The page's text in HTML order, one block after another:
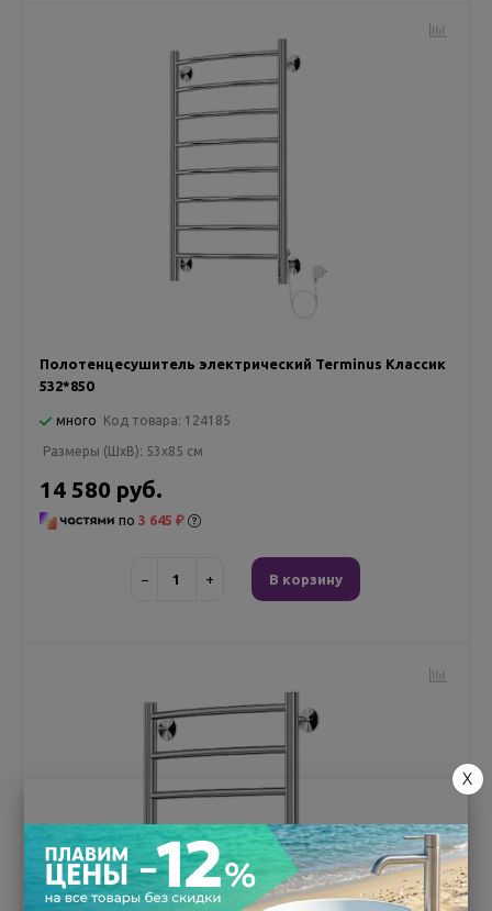
Полотенцесушитель электрический Terminus Классик
532*850
много Код товара: 124185
Размеры (ШxВ): 53x85 см
14 580 руб.
по 3 645 ₽
− + В корзину
X